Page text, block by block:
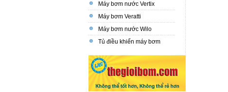
Máy bơm nước Vertix
Máy bơm Veratti
Máy bơm nước Wilo
Tủ điều khiển máy bơm